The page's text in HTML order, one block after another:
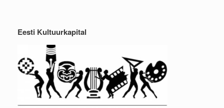
Eesti Kultuurkapital